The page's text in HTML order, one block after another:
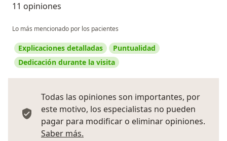
11 opiniones
Lo más mencionado por los pacientes
Explicaciones detalladas
Puntualidad
Dedicación durante la visita
Todas las opiniones son importantes, por
este motivo, los especialistas no pueden
pagar para modificar o eliminar opiniones.
Saber más.